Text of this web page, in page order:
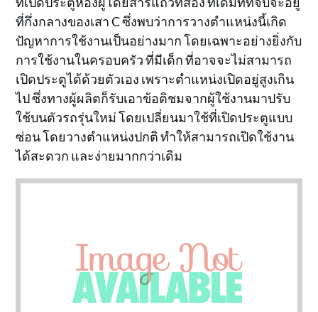
ที่กึ่งกลางของเสา C ซึ่งพบว่าการวางตำแหน่งนี้เกิด
ปัญหาการใช้งานเป็นอย่างมาก โดยเฉพาะอย่างยิ่งกับ
การใช้งานในครอบครัว ที่มีเด็ก ที่อาจจะไม่สามารถ
เปิดประตูได้ด้วยตัวเอง เพราะตำแหน่งเปิดอยู่สูงเกิน
ไป ซึ่งทางผู้ผลิตก็รับเอาข้อติชมจากผู้ใช้งานมาปรับ
ใช้บนตัวรถรุ่นใหม่ โดยเปลี่ยนมาใช้ที่เปิดประตูแบบ
ซ่อน โดยวางตำแหน่งปกติ ทำให้สามารถเปิดใช้งาน
ได้สะดวก และง่ายมากกว่าเดิม